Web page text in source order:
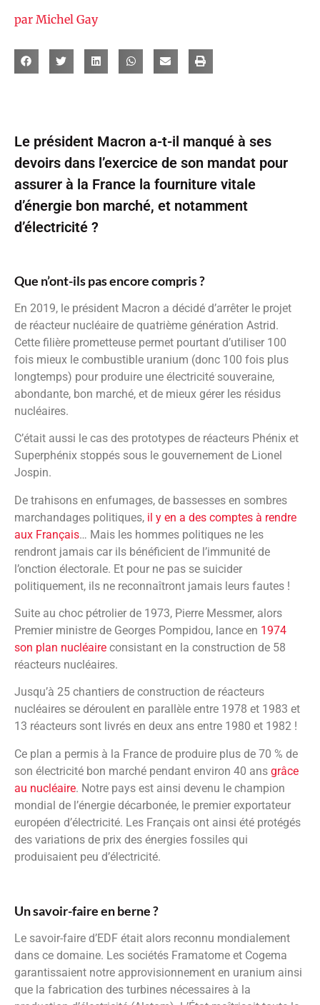
par Michel Gay
Le président Macron a-t-il manqué à ses
devoirs dans l’exercice de son mandat pour
assurer à la France la fourniture vitale
d’énergie bon marché, et notamment
d’électricité ?
Que n’ont-ils pas encore compris ?
En 2019, le président Macron a décidé d’arrêter le projet
de réacteur nucléaire de quatrième génération Astrid.
Cette filière prometteuse permet pourtant d’utiliser 100
fois mieux le combustible uranium (donc 100 fois plus
longtemps) pour produire une électricité souveraine,
abondante, bon marché, et de mieux gérer les résidus
nucléaires.
C’était aussi le cas des prototypes de réacteurs Phénix et
Superphénix stoppés sous le gouvernement de Lionel
Jospin.
De trahisons en enfumages, de bassesses en sombres
marchandages politiques, il y en a des comptes à rendre
aux Français… Mais les hommes politiques ne les
rendront jamais car ils bénéficient de l’immunité de
l’onction électorale. Et pour ne pas se suicider
politiquement, ils ne reconnaîtront jamais leurs fautes !
Suite au choc pétrolier de 1973, Pierre Messmer, alors
Premier ministre de Georges Pompidou, lance en 1974
son plan nucléaire consistant en la construction de 58
réacteurs nucléaires.
Jusqu’à 25 chantiers de construction de réacteurs
nucléaires se déroulent en parallèle entre 1978 et 1983 et
13 réacteurs sont livrés en deux ans entre 1980 et 1982 !
Ce plan a permis à la France de produire plus de 70 % de
son électricité bon marché pendant environ 40 ans grâce
au nucléaire. Notre pays est ainsi devenu le champion
mondial de l’énergie décarbonée, le premier exportateur
européen d’électricité. Les Français ont ainsi été protégés
des variations de prix des énergies fossiles qui
produisaient peu d’électricité.
Un savoir-faire en berne ?
Le savoir-faire d’EDF était alors reconnu mondialement
dans ce domaine. Les sociétés Framatome et Cogema
garantissaient notre approvisionnement en uranium ainsi
que la fabrication des turbines nécessaires à la